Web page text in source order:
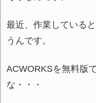
最近、作業している
うんです。
ACWORKSを無料版
な・・・